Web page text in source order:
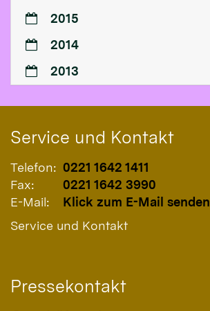
2015
2014
2013
Service und Kontakt
Telefon: 0221 1642 1411
Fax:
0221 1642 3990
E-Mail:
Klick zum E-Mail senden
Service und Kontakt
Pressekontakt